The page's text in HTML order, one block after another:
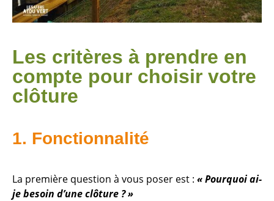
Les critères à prendre en
compte pour choisir votre
clôture
1. Fonctionnalité
La première question à vous poser est : « Pourquoi ai-
je besoin d’une clôture ? »